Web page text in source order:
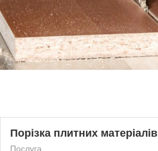
Порізка плитних матеріалів
Послуга